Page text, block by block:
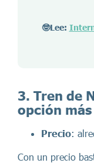
🤓Lee:
3. Tren de
opción
Precio:
Con un precio